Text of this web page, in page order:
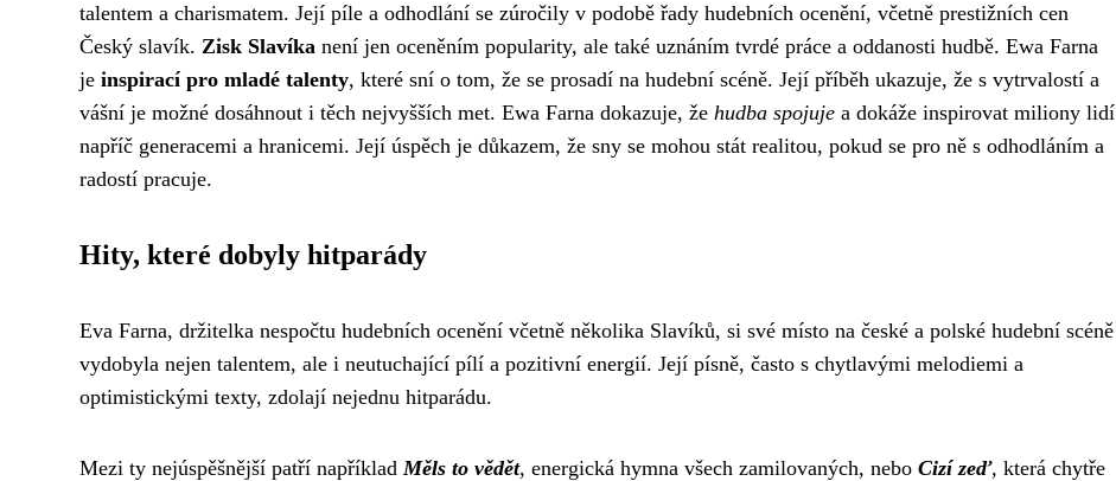
talentem a charismatem. Její píle a odhodlání se zúročily v podobě řady hudebních ocenění, včetně prestižních cen
Český slavík. Zisk Slavíka není jen oceněním popularity, ale také uznáním tvrdé práce a oddanosti hudbě. Ewa Farna
je inspirací pro mladé talenty, které sní o tom, že se prosadí na hudební scéně. Její příběh ukazuje, že s vytrvalostí a
vášní je možné dosáhnout i těch nejvyšších met. Ewa Farna dokazuje, že hudba spojuje a dokáže inspirovat miliony lidí
napříč generacemi a hranicemi. Její úspěch je důkazem, že sny se mohou stát realitou, pokud se pro ně s odhodláním a
radostí pracuje.
Hity, které dobyly hitparády
Eva Farna, držitelka nespočtu hudebních ocenění včetně několika Slavíků, si své místo na české a polské hudební scéně
vydobyla nejen talentem, ale i neutuchající pílí a pozitivní energií. Její písně, často s chytlavými melodiemi a
optimistickými texty, zdolají nejednu hitparádu.
Mezi ty nejúspěšnější patří napříkladMěls to vědět, energická hymna všech zamilovaných, nebo Cizí zeď, která chytře